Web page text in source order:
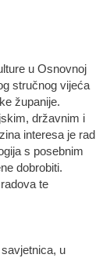
u Osnovnoj
stručnog vijeća
županije.
državnim i
interesa je rad
s posebnim
dobrobiti.
te
u